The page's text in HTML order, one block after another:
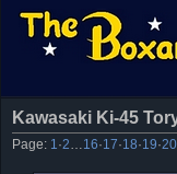
Kawasaki Ki-45
Page: 1 ·2 16·17·18·19·20